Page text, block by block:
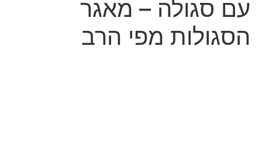
עם סגולה – מאגר
הסגולות מפי הרב